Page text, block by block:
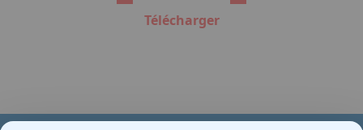
Télécharger